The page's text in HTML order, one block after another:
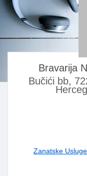
Bravarija
Bučići bb,
Zanatske